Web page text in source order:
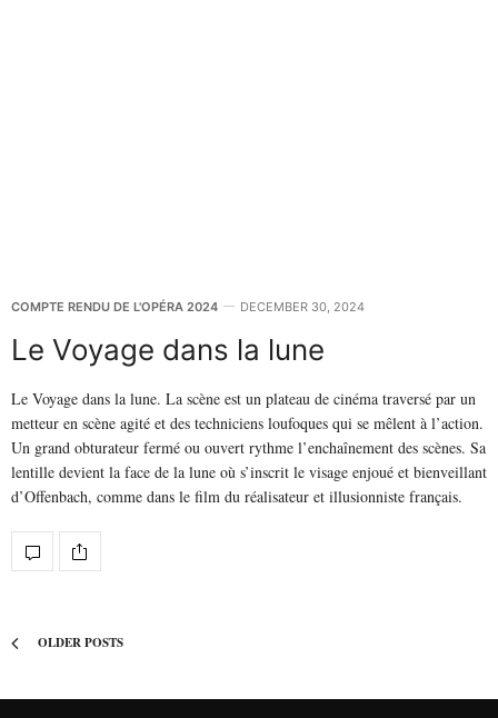
COMPTE RENDU DE L'OPÉRA 2024 DECEMBER 30, 2024
Le Voyage dans la lune
Le Voyage dans la lune. La scène est un plateau de cinéma traversé par un
metteur en scène agité et des techniciens loufoques qui se mêlent à l’action.
Un grand obturateur fermé ou ouvert rythme l’enchaînement des scènes. Sa
lentille devient la face de la lune où s’inscrit le visage enjoué et bienveillant
d’Offenbach, comme dans le film du réalisateur et illusionniste français.
OLDER POSTS